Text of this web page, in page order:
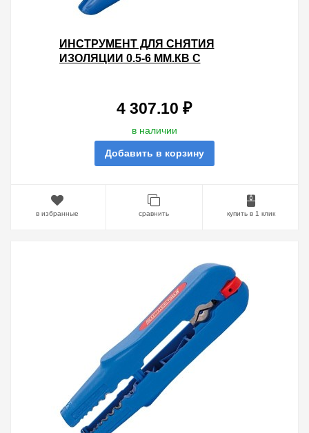
ИНСТРУМЕНТ ДЛЯ СНЯТИЯ
ИЗОЛЯЦИИ 0.5-6 ММ.КВ С
4 307.10 ₽
в наличии
Добавить в корзину
в избранные сравнить купить в 1 клик